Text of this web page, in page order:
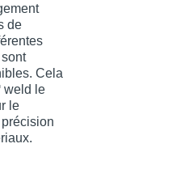
de
Cela
weld le
le